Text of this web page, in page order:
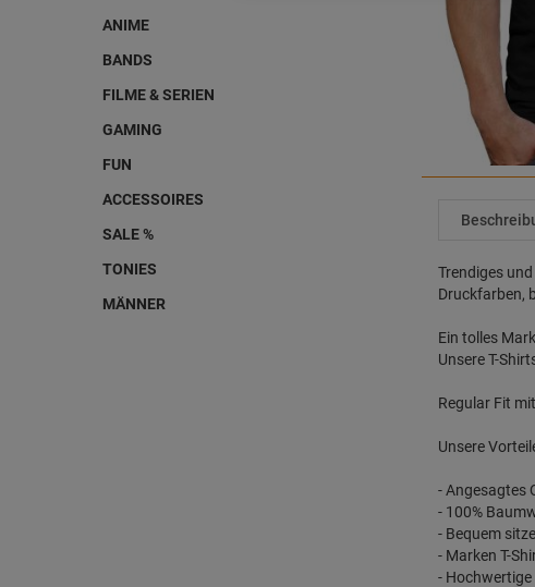
ANIME
BANDS
FILME & SERIEN
GAMING
FUN
ACCESSOIRES
SALE %
TONIES
MÄNNER
Trendiges
Druckfarben,
Ein tolles
Unsere T-
Regular Fit
Unsere
- Angesagtes
- 100%
- Bequem
- Marken T-
- Hochwertige